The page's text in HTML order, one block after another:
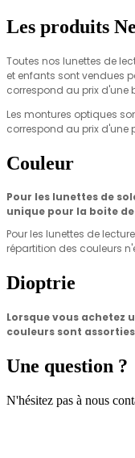
Les produits
Toutes nos lunettes de
et enfants sont vendues
correspond au prix d'une
Les montures optiques
correspond au prix d'une
Couleur
Pour les lunettes de
unique pour la boite de
Pour les lunettes de
répartition des couleurs
Dioptrie
Lorsque vous achetez
couleurs sont
Une question ?
N'hésitez pas à nous